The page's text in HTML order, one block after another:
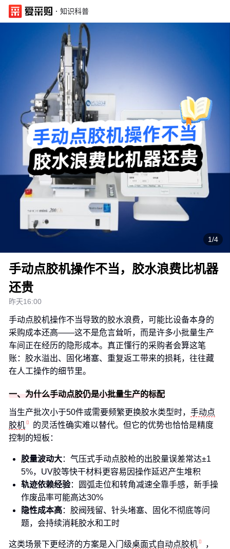
· 知识科普
1/4
手动点胶机操作不当，胶水浪费比机器
还贵
昨天16:00
手动点胶机操作不当导致的胶水浪费，可能比设备本身的
采购成本还高——这不是危言耸听，而是许多小批量生产
车间正在经历的隐形成本。真正懂行的采购者会算这笔
账：胶水溢出、固化堵塞、重复返工带来的损耗，往往藏
在人工操作的细节里。
一、为什么手动点胶仍是小批量生产的标配
当生产批次小于50件或需要频繁更换胶水类型时， 手动点
胶机
的灵活性确实难以替代。但它的优势也恰恰是精度
控制的短板：
胶量波动大：气压式手动点胶枪的出胶量误差常达±1
5%，UV胶等快干材料更容易因操作延迟产生堆积
轨迹依赖经验：圆弧走位和转角减速全靠手感，新手操
作废品率可能高达30%
隐性成本高：胶阀残留、针头堵塞、固化不彻底等问
题，会持续消耗胶水和工时
这类场景下更经济的方案是入门级桌面式自动点胶机
，